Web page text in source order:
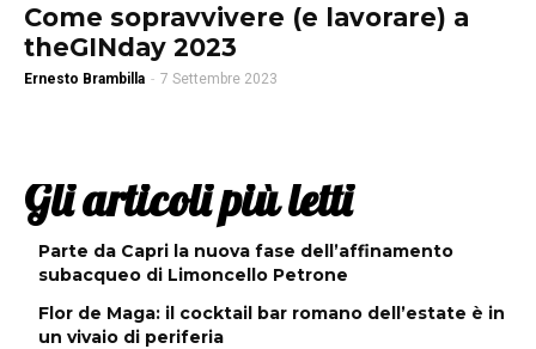
Come sopravvivere (e lavorare) a
theGINday 2023
Ernesto Brambilla - 7 Settembre 2023
Gli articoli più letti
Parte da Capri la nuova fase dell’affinamento
subacqueo di Limoncello Petrone
Flor de Maga: il cocktail bar romano dell’estate è in
un vivaio di periferia